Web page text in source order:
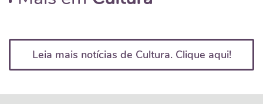
Leia mais notícias de Cultura. Clique aqui!